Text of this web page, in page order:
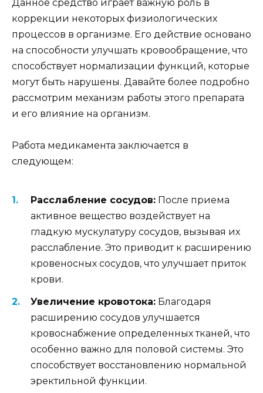
Данное средство играет важную роль в
коррекции некоторых физиологических
процессов в организме. Его действие основано
на способности улучшать кровообращение, что
способствует нормализации функций, которые
могут быть нарушены. Давайте более подробно
рассмотрим механизм работы этого препарата
и его влияние на организм.
Работа медикамента заключается в
следующем:
Расслабление сосудов: После приема
активное вещество воздействует на
гладкую мускулатуру сосудов, вызывая их
расслабление. Это приводит к расширению
кровеносных сосудов, что улучшает приток
крови.
Увеличение кровотока: Благодаря
расширению сосудов улучшается
кровоснабжение определенных тканей, что
особенно важно для половой системы. Это
способствует восстановлению нормальной
эректильной функции.